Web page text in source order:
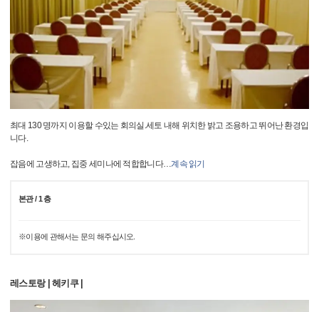
최대 130 명까지 이용할 수있는 회의실.세토 내해 위치한 밝고 조용하고 뛰어난 환경입
니다.
잡음에 고생하고, 집중 세미나에 적합합니다…계속 읽기
본관 / 1 층
※이용에 관해서는 문의 해주십시오.
레스토랑 | 헤키쿠 |